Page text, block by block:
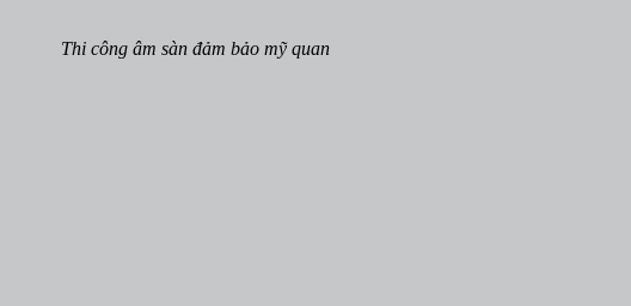
Thi công âm sàn đảm bảo mỹ quan